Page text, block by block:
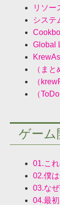
リソー
システ
Global
（ま
（
（
ゲーム
01.こ
02.僕
03.な
04.最